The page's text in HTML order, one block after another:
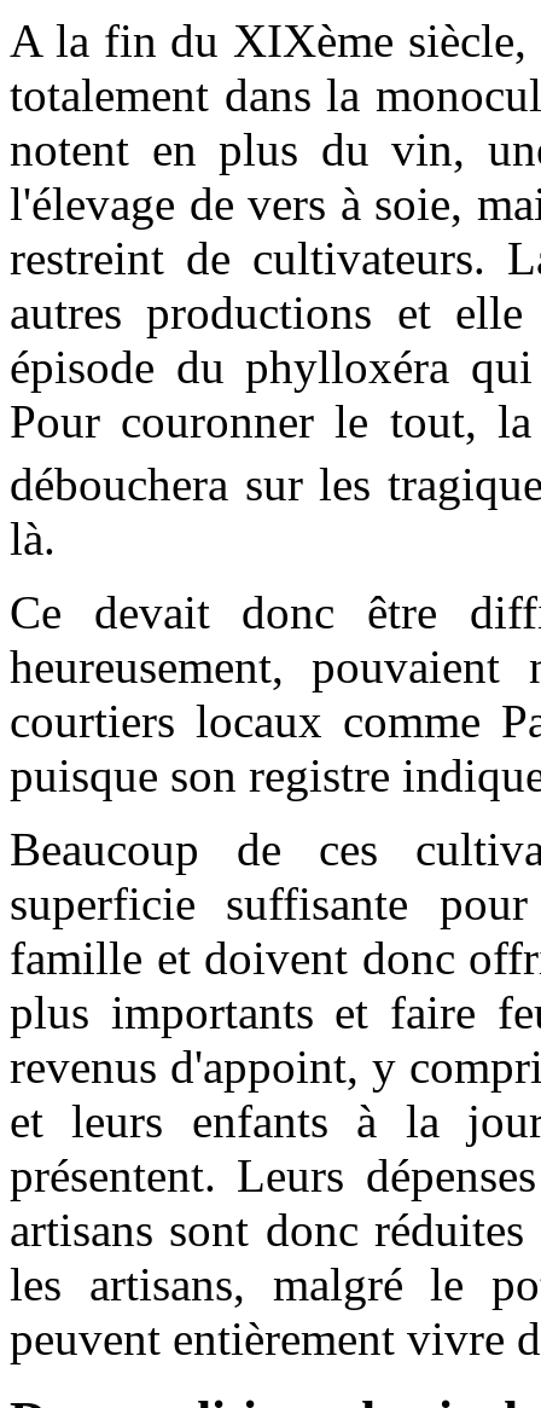
A la fin du XIXème siècle,
totalement dans la
notent en plus du vin,
l'élevage de vers à soie,
restreint de cultivateurs.
autres productions et
épisode du phylloxéra
Pour couronner le tout,
débouchera sur les
là.
Ce devait donc être
heureusement,
courtiers locaux comme
puisque son registre
Beaucoup de ces
superficie suffisante
famille et doivent donc
plus importants et faire
revenus d'appoint, y
et leurs enfants à la
présentent. Leurs
artisans sont donc
les artisans, malgré le
peuvent entièrement vivre